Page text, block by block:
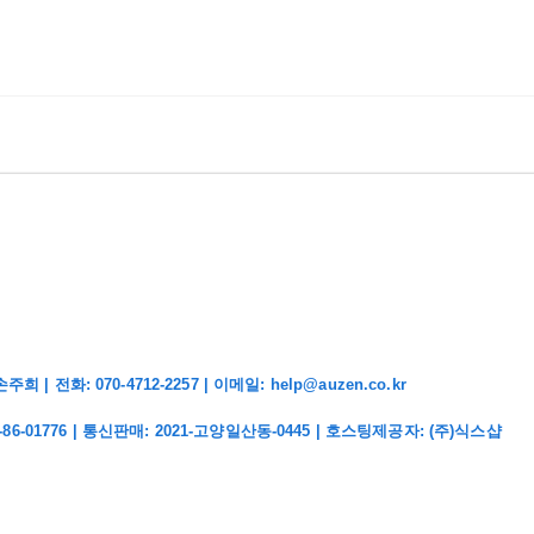
주희 | 전화: 070-4712-2257 | 이메일: help@auzen.co.kr
01776 | 통신판매: 2021-고양일산동-0445 | 호스팅제공자: (주)식스샵